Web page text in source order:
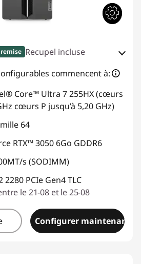
remise Recupel incluse
en ligne :-€310,07
: TOP-GAMING
commencent à:
Core™ Ultra 7 255HX (cœurs
cœurs P jusqu’à 5,20 GHz)
64
RTX™ 3050 6Go GDDR6
s (SODIMM)
2280 PCIe Gen4 TLC
le 21-08 et le 25-08
Configurer maintenant